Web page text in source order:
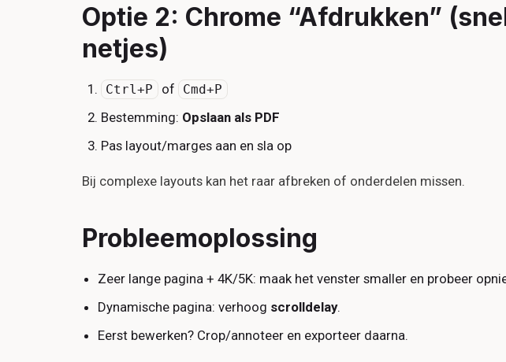
Optie 2: Chrome “Afdrukken”
netjes)
Ctrl+P of Cmd+P
Bestemming: Opslaan als PDF
Pas layout/marges aan en sla op
Bij complexe layouts kan het raar afbreken of onderdelen missen.
Probleemoplossing
Zeer lange pagina + 4K/5K: maak het venster smaller en probeer
Dynamische pagina: verhoog scrolldelay.
Eerst bewerken? Crop/annoteer en exporteer daarna.